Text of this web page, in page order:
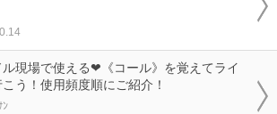
ル現場で使える❤《コール》を覚えてライ
う！使用頻度順にご紹介！
ﾝ